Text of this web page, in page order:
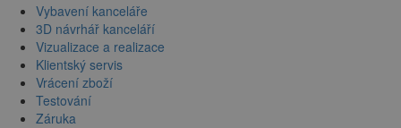
Vybavení kanceláře
3D návrhář kanceláří
Vizualizace a realizace
Klientský servis
Vrácení zboží
Testování
Záruka